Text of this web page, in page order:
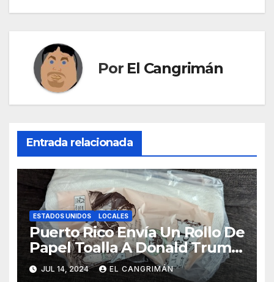
Por El Cangrimán
Entrada relacionada
ESTADOS UNIDOS LOCALES
Puerto Rico Envía Un Rollo De
Papel Toalla A Donald Trump
Pa’ Que Use Las Hojas De
Curita
JUL 14, 2024 EL CANGRIMÁN